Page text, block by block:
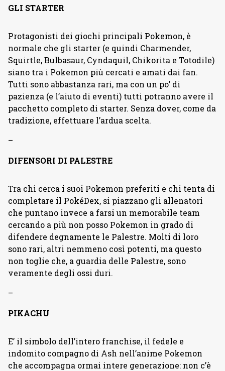
GLI STARTER
Protagonisti dei giochi principali Pokemon, è
normale che gli starter (e quindi Charmender,
Squirtle, Bulbasaur, Cyndaquil, Chikorita e Totodile)
siano tra i Pokemon più cercati e amati dai fan.
Tutti sono abbastanza rari, ma con un po’ di
pazienza (e l’aiuto di eventi) tutti potranno avere il
pacchetto completo di starter. Senza dover, come da
tradizione, effettuare l’ardua scelta.
–
DIFENSORI DI PALESTRE
Tra chi cerca i suoi Pokemon preferiti e chi tenta di
completare il PokéDex, si piazzano gli allenatori
che puntano invece a farsi un memorabile team
cercando a più non posso Pokemon in grado di
difendere degnamente le Palestre. Molti di loro
sono rari, altri nemmeno così potenti, ma questo
non toglie che, a guardia delle Palestre, sono
veramente degli ossi duri.
–
PIKACHU
E’ il simbolo dell’intero franchise, il fedele e
indomito compagno di Ash nell’anime Pokemon
che accompagna ormai intere generazione: non c’è